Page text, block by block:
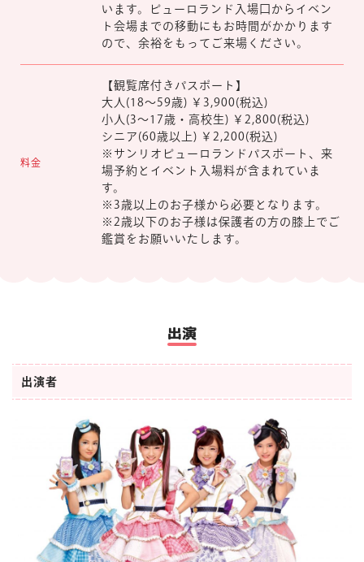
います。ピューロランド入場口からイベン
ト会場までの移動にもお時間がかかります
ので、余裕をもってご来場ください。
料金
【観覧席付きパスポート】
大人(18～59歳) ￥3,900(税込)
小人(3～17歳・高校生) ￥2,800(税込)
シニア(60歳以上) ￥2,200(税込)
※サンリオピューロランドパスポート、来
場予約とイベント入場料が含まれていま
す。
※3歳以上のお子様から必要となります。
※2歳以下のお子様は保護者の方の膝上でご
鑑賞をお願いいたします。
出演
出演者